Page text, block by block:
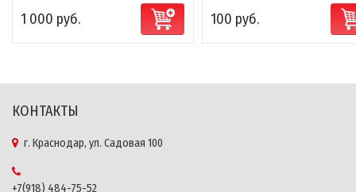
1 000 руб. 100 руб.
КОНТАКТЫ
г. Краснодар, ул. Садовая 100
+7(918) 484-75-52